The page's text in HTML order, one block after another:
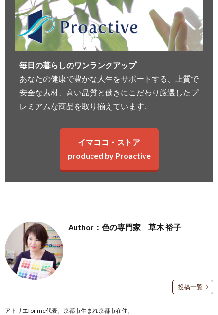
毎日の暮らしのワンランクアップ
あなたの健康で豊かな人生をサポートする、上質で
安全な素材、高い品質と働きにこだわり厳選したプ
レミアムな商品を取り揃えています。
イマココ・ストア
produced by Proactive
Author：色の専門家 草木 裕子
投稿一覧
アトリエfor me代表。京都市生まれ京都市在住。